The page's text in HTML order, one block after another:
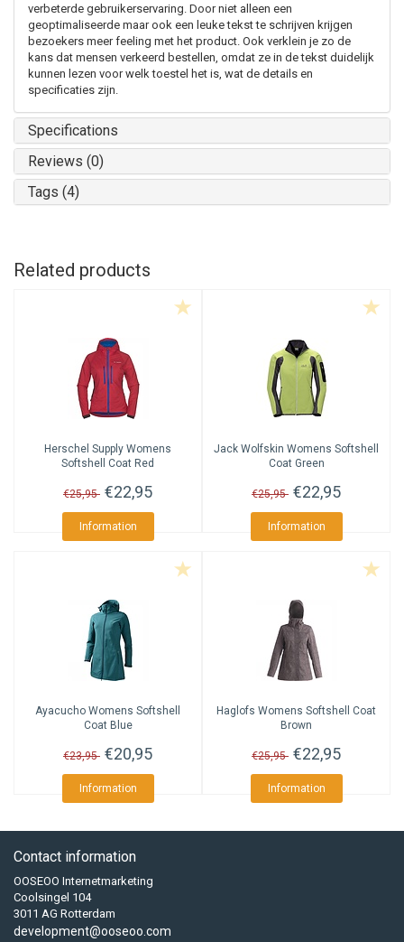
verbeterde gebruikerservaring. Door niet alleen een
geoptimaliseerde maar ook een leuke tekst te schrijven krijgen
bezoekers meer feeling met het product. Ook verklein je zo de
kans dat mensen verkeerd bestellen, omdat ze in de tekst duidelijk
kunnen lezen voor welk toestel het is, wat de details en
specificaties zijn.
Specifications
Reviews (0)
Tags (4)
Related products
Herschel Supply Womens
Softshell Coat Red
€25,95 €22,95
Information
Jack Wolfskin Womens Softshell
Coat Green
€25,95 €22,95
Information
Ayacucho Womens Softshell
Coat Blue
€23,95 €20,95
Information
Haglofs Womens Softshell Coat
Brown
€25,95 €22,95
Information
Contact information
OOSEOO Internetmarketing
Coolsingel 104
3011 AG Rotterdam
development@ooseoo.com